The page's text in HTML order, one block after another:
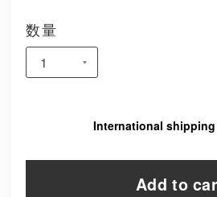
数量
International
Add to